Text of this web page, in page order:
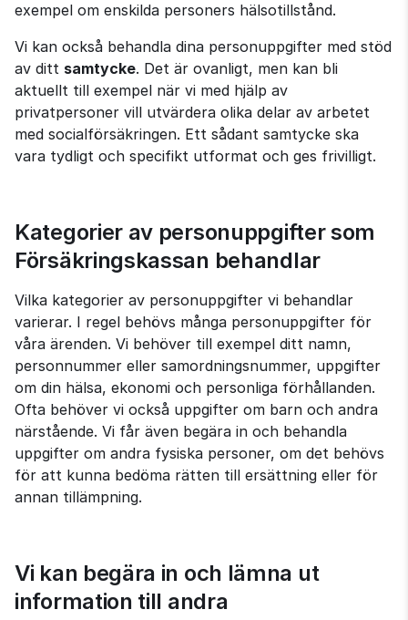
exempel om enskilda personers hälsotillstånd.
Vi kan också behandla dina personuppgifter med stöd
av ditt samtycke. Det är ovanligt, men kan bli
aktuellt till exempel när vi med hjälp av
privatpersoner vill utvärdera olika delar av arbetet
med socialförsäkringen. Ett sådant samtycke ska
vara tydligt och specifikt utformat och ges frivilligt.
Kategorier av personuppgifter som
Försäkringskassan behandlar
Vilka kategorier av personuppgifter vi behandlar
varierar. I regel behövs många personuppgifter för
våra ärenden. Vi behöver till exempel ditt namn,
personnummer eller samordningsnummer, uppgifter
om din hälsa, ekonomi och personliga förhållanden.
Ofta behöver vi också uppgifter om barn och andra
närstående. Vi får även begära in och behandla
uppgifter om andra fysiska personer, om det behövs
för att kunna bedöma rätten till ersättning eller för
annan tillämpning.
Vi kan begära in och lämna ut
information till andra